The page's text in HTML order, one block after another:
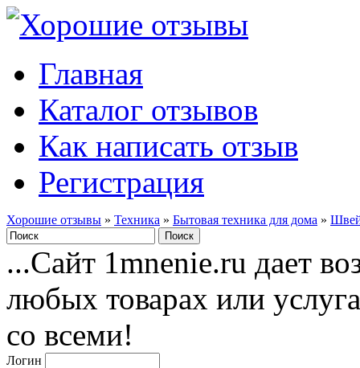
Главная
Каталог отзывов
Как написать отзыв
Регистрация
Хорошие отзывы » Техника » Бытовая техника для дома »
...Сайт 1mnenie.ru дает
любых товарах или
со всеми!
Логин